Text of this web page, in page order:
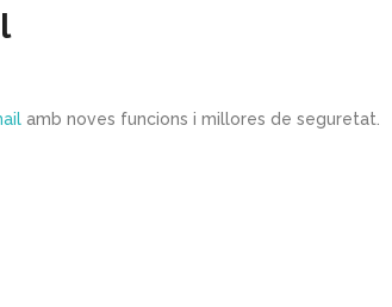
amb noves funcions i millores de seguretat.